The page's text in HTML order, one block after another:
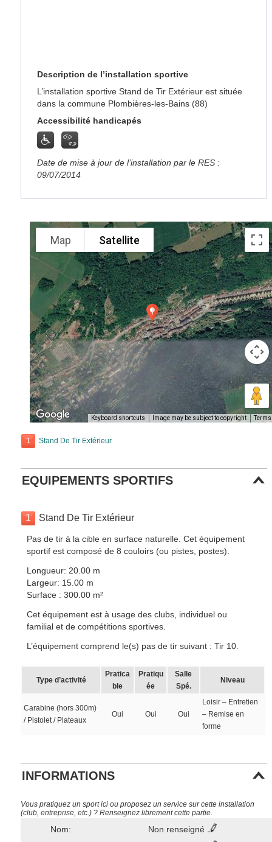
Description de l’installation sportive
L’installation sportive Stand de Tir Extérieur est située
dans la commune Plombières-les-Bains (88)
Accessibilité handicapés
Date de mise à jour de l’installation par le RES :
09/07/2014
Map Satellite
Keyboard shortcuts Image may be subject to copyright Terms
1 Stand De Tir Extérieur
EQUIPEMENTS SPORTIFS
1 Stand De Tir Extérieur
Pas de tir à la cible en surface naturelle. Cet équipement
sportif est composé de 8 couloirs (ou pistes, postes).
Longueur: 20.00 m
Largeur: 15.00 m
Surface : 300.00 m²
Cet équipement est à usage des clubs, individuel ou
familial et de compétitions sportives.
L’équipement comprend le(s) pas de tir suivant : Tir 10.
Type d’activité
Pratica
ble
Pratiqu
ée
Salle
Spé.
Niveau
Carabine (hors 300m)
/ Pistolet / Plateaux
Oui Oui Oui
Loisir – Entretien
– Remise en
forme
INFORMATIONS
Vous pratiquez un sport ici ou proposez un service sur cette installation
(club, entreprise, etc.) ? Renseignez librement cette partie.
Nom:
Non renseigné